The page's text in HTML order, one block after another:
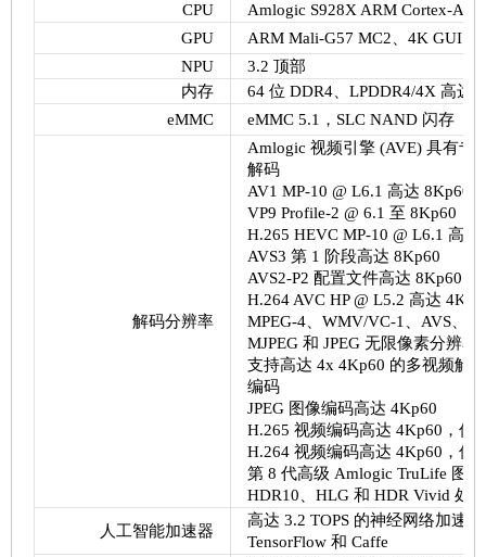
CPU
Amlogic S928X ARM Cortex-
GPU
ARM Mali-G57 MC2、4K GUI
NPU
3.2 顶部
内存
64 位 DDR4、LPDDR4/4X 高达
eMMC
eMMC 5.1，SLC NAND 闪存
解码分辨率
Amlogic 视频引擎 (AVE) 具有专
解码
AV1 MP-10 @ L6.1 高达 8Kp60
VP9 Profile-2 @ 6.1 至 8Kp60
H.265 HEVC MP-10 @ L6.1 高达
AVS3 第 1 阶段高达 8Kp60
AVS2-P2 配置文件高达 8Kp60
H.264 AVC HP @ L5.2 高达
MPEG-4、WMV/VC-1、AVS、
MJPEG 和 JPEG 无限像素分辨率
支持高达 4x 4Kp60 的多视频解
编码
JPEG 图像编码高达 4Kp60
H.265 视频编码高达 4Kp60，低
H.264 视频编码高达 4Kp60，低
第 8 代高级 Amlogic TruLife 图
HDR10、HLG 和 HDR Vivid 处理
人工智能加速器
高达 3.2 TOPS 的神经网络加速
TensorFlow 和 Caffe